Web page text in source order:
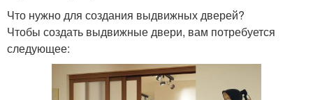
Что нужно для создания выдвижных дверей?
Чтобы создать выдвижные двери, вам потребуется
следующее: